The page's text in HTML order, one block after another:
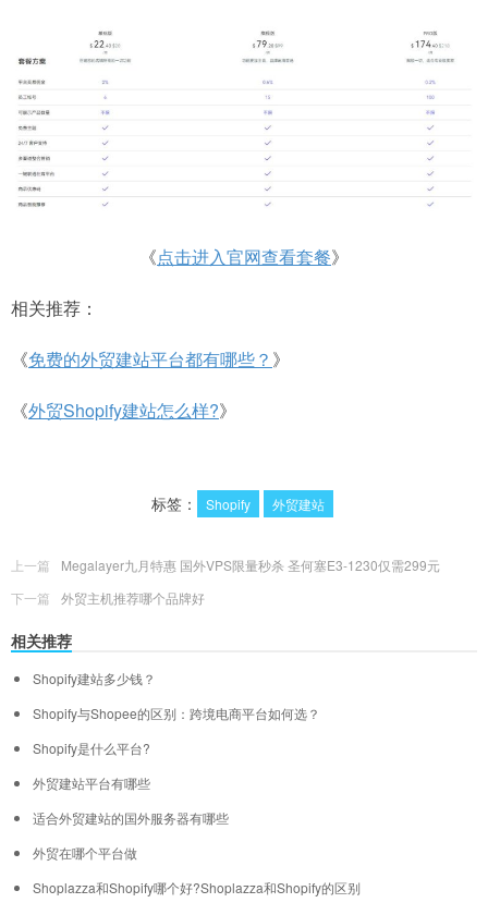
《点击进入官网查看套餐》
相关推荐：
《免费的外贸建站平台都有哪些？ 》
《外贸Shopify建站怎么样?》
标签： Shopify 外贸建站
上一篇
Megalayer九月特惠 国外VPS限量秒杀 圣何塞E3-1230仅需299元
下一篇
外贸主机推荐哪个品牌好
相关推荐
Shopify建站多少钱？
Shopify与Shopee的区别：跨境电商平台如何选？
Shopify是什么平台?
外贸建站平台有哪些
适合外贸建站的国外服务器有哪些
外贸在哪个平台做
Shoplazza和Shopify哪个好?Shoplazza和Shopify的区别